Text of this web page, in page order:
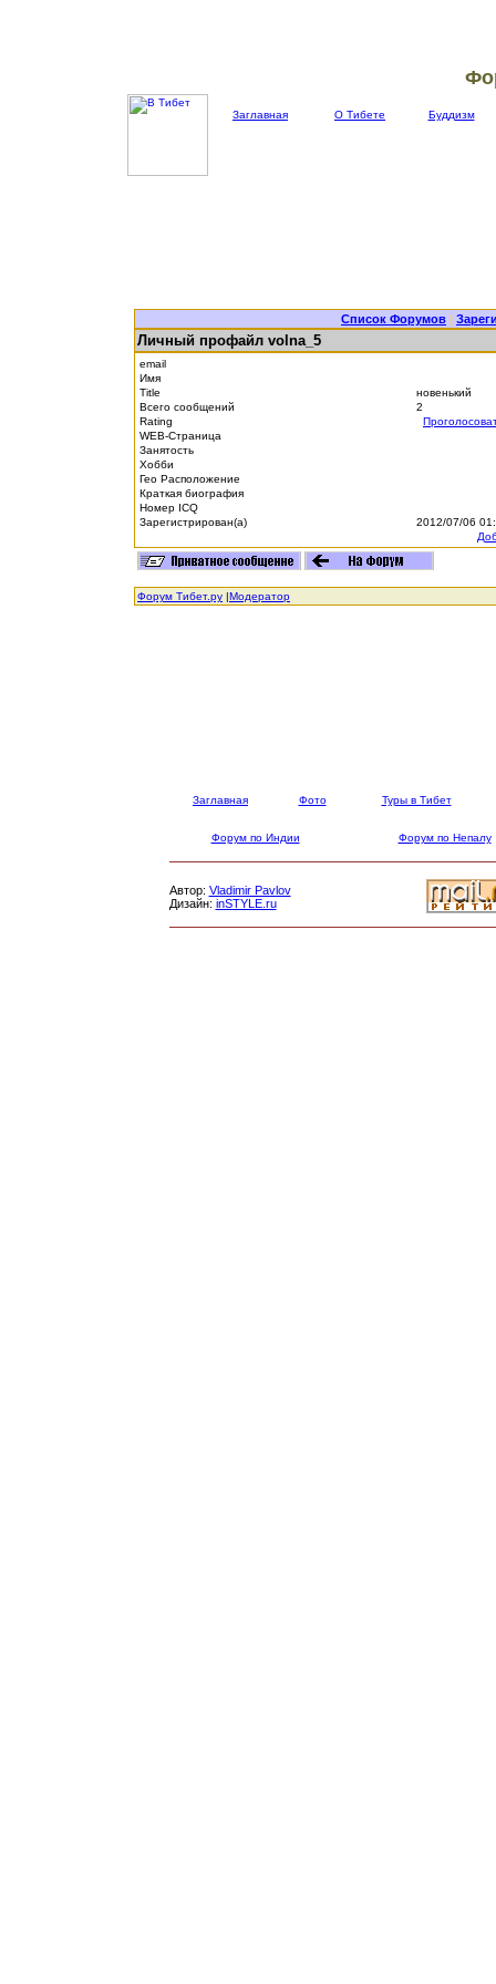
Заглавная О Тибете Буддизм
Список Форумов |
Личный профайл volna_5
email
Имя
Title
новенький
Всего сообщений
2
Rating
WEB-Страница
Занятость
Хобби
Гео Расположение
Краткая биография
Номер ICQ
Зарегистрирован(а)
2012/07/06
Форум Тибет.ру |Модератор
Заглавная Фото Туры в Тибет
Форум по Индии Форум по Непалу
Автор: Vladimir Pavlov
Дизайн: inSTYLE.ru